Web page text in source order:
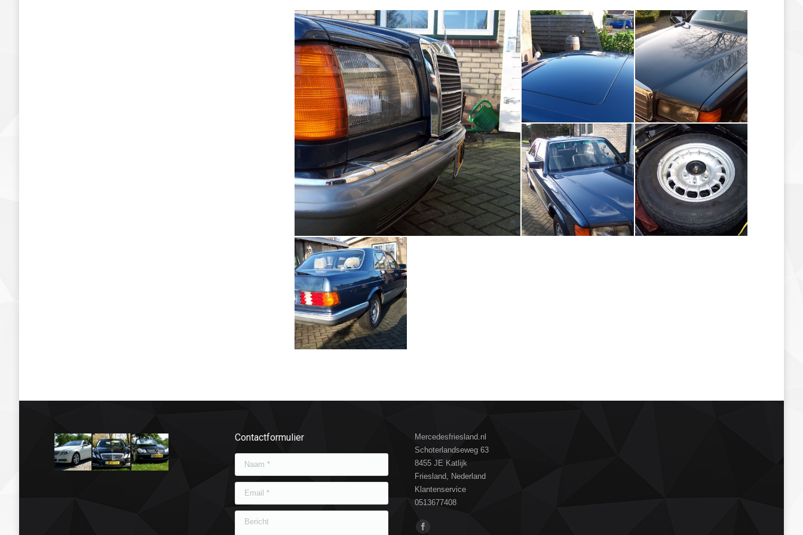
Contactformulier
Naam *
Email *
Bericht
Mercedesfriesland.nl
Schoterlandseweg 63
8455 JE Katlijk
Friesland, Nederland
Klantenservice
0513677408
Vind ons op: